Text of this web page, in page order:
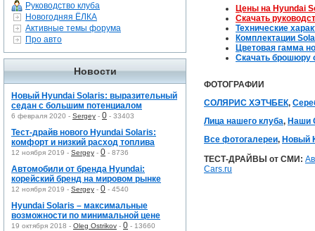
Руководство клуба
Новогодняя ЁЛКА
Активные темы форума
Про авто
Новости
Новый Hyundai Solaris: выразительный
седан с большим потенциалом
6 февраля 2020 - Sergey - 0 - 33403
Тест-драйв нового Hyundai Solaris:
комфорт и низкий расход топлива
12 ноября 2019 - Sergey - 0 - 8736
Автомобили от бренда Hyundai:
корейский бренд на мировом рынке
12 ноября 2019 - Sergey - 0 - 4540
Hyundai Solaris – максимальные
возможности по минимальной цене
19 октября 2018 - Oleg Ostrikov - 0 - 13660
Цены на Hyundai
Скачать
Технические
Комплектации
Цветовая гамма
Скачать брошюру
ФОТОГРАФИИ
СОЛЯРИС ХЭТЧБЕК,
Лица нашего клуба, Наши
Все фотогалереи, Новый
ТЕСТ-ДРАЙВЫ от СМИ:
Cars.ru